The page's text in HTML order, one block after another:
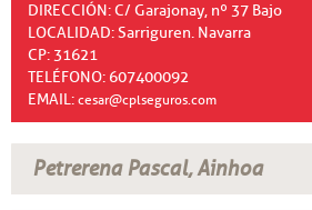
DIRECCIÓN: C/ Garajonay, nº 37 Bajo
LOCALIDAD: Sarriguren. Navarra
CP: 31621
TELÉFONO: 607400092
EMAIL:cesar@cplseguros.com
Petrerena Pascal, Ainhoa